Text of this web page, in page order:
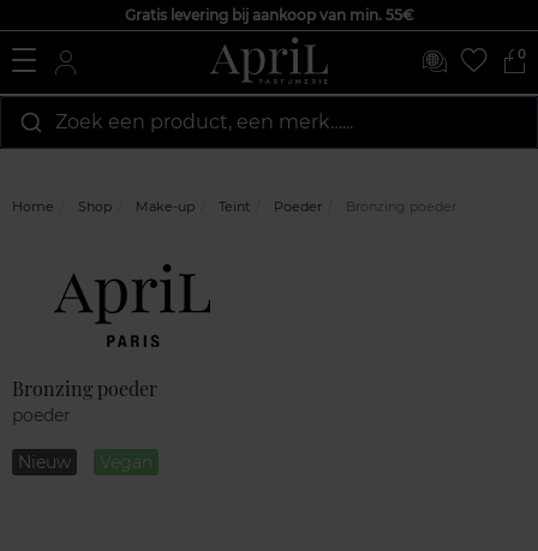
Gratis levering bij aankoop van min. 55€
0
Zoek een product, een merk…...
Home Shop Make-up Teint Poeder Bronzing poeder
Bronzing poeder
poeder
Nieuw Vegan